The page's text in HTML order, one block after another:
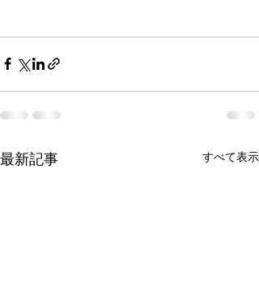
最新記事 すべて表示